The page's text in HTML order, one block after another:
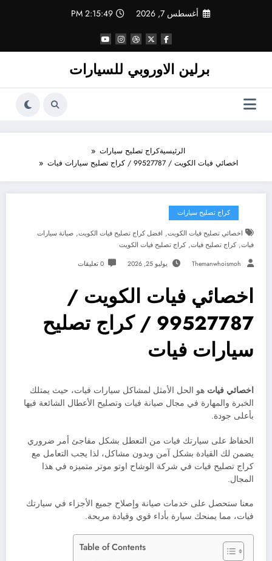
أغسطس 7, 2026 2:15:50 PM
برلين الاوروبي للسيارات
الرئيسيةكراج تصليح سيارات
اخصائي فيات الكويت / 99527787 / كراج تصليح سيارات فيات
كراج تصليح سيارات
اخصائي تصليح فيات الكويت, افضل كراج تصليح فيات الكويت, صيانة سيارات
فيات,كراج تصليح فيات,كراج تصليح فيات الكويت
Themanwhoismoh يوليو 25, 2026 0 تعليقات
اخصائي فيات الكويت /
99527787 / كراج تصليح
سيارات فيات
اخصائي فيات هو الحل الأمثل لمشاكل سيارات فيات، حيث يمتلك
الخبرة والمهارة في مجال صيانة فيات وتصليح الأعطال الشائعة فيها
بأعلى جودة.
الحفاظ على سيارتك فيات من التعطل بشكل مفاجئ أمر ضروري
يضمن لك القيادة بشكل آمن وبدون مشاكل، لذا يجب التعامل مع
كراج تصليح فيات في شركة الوشاح اوتو موتر متميزه في هذا
المجال.
معنا ستحصل على خدمات صيانة وإصلاح جميع الأجزاء في سيارتك
فيات، مما يمنحك سيارة بأداء قوي وقيادة مريحة.
Table of Contents